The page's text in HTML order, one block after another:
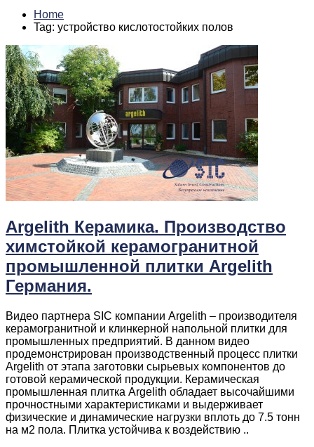
Home
Tag: устройство кислотостойких полов
Argelith Керамика. Производство
химстойкой керамогранитной
промышленной плитки Argelith
Германия.
Видео партнера SIC компании Argelith – производителя
керамогранитной и клинкерной напольной плитки для
промышленных предприятий. В данном видео
продемонстрирован производственный процесс плитки
Argelith от этапа заготовки сырьевых компонентов до
готовой керамической продукции. Керамическая
промышленная плитка Argelith обладает высочайшими
прочностными характеристиками и выдерживает
физические и динамические нагрузки вплоть до 7.5 тонн
на м2 пола. Плитка устойчива к воздействию ..